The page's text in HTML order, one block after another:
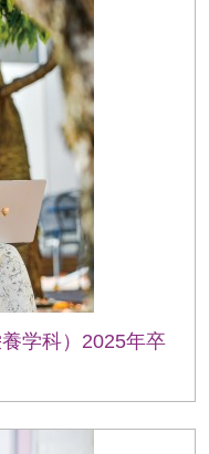
学科）2025年卒